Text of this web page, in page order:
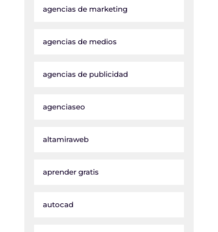
agencias de marketing
agencias de medios
agencias de publicidad
agenciaseo
altamiraweb
aprender gratis
autocad